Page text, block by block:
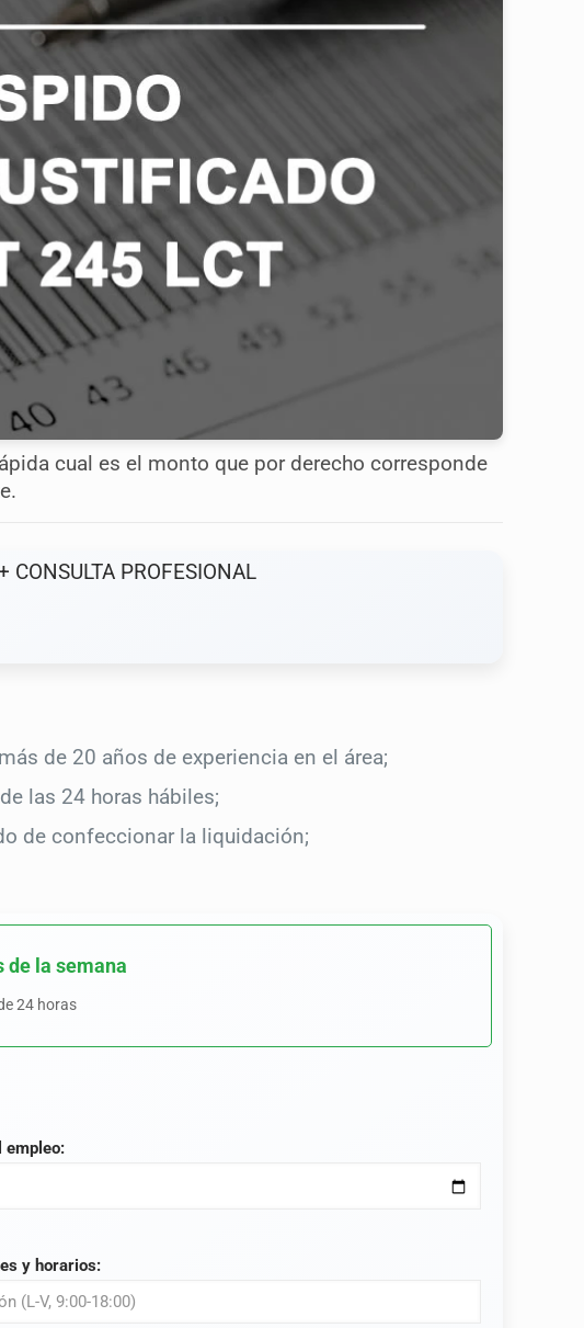
cual es el monto que por derecho corresponde
CONSULTA PROFESIONAL
de 20 años de experiencia en el área;
las 24 horas hábiles;
de confeccionar la liquidación;
la semana
24 horas
empleo:
y horarios: